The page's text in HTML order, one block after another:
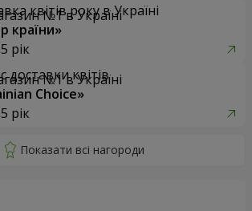
квітів року в Україні
країни»
рік
доставки квітів
Choice»
рік